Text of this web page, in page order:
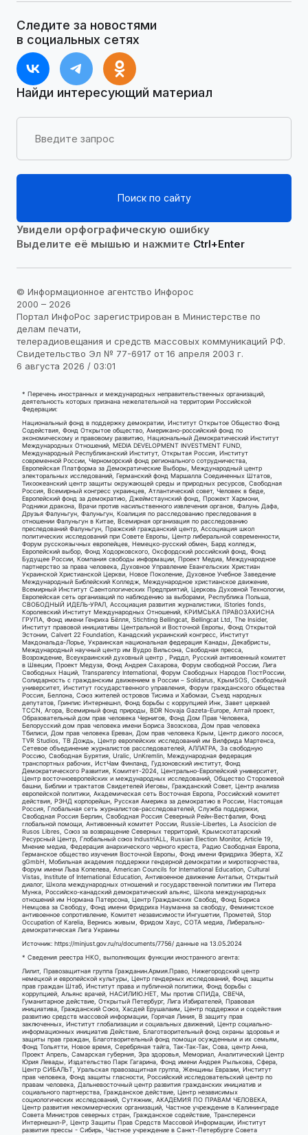
Следите за новостями
в социальных сетях
Найди интересующий материал
Поиск по сайту
Увидели орфографическую ошибку
Выделите её мышью и нажмите Ctrl+Enter
© Информационное агентство Инфорос
2000 – 2026
Портал ИнфоРос зарегистрирован в Министерстве по
делам печати,
телерадиовещания и средств массовых коммуникаций РФ.
Свидетельство Эл № 77-6917 от 16 апреля 2003 г.
6 августа 2026 / 03:01